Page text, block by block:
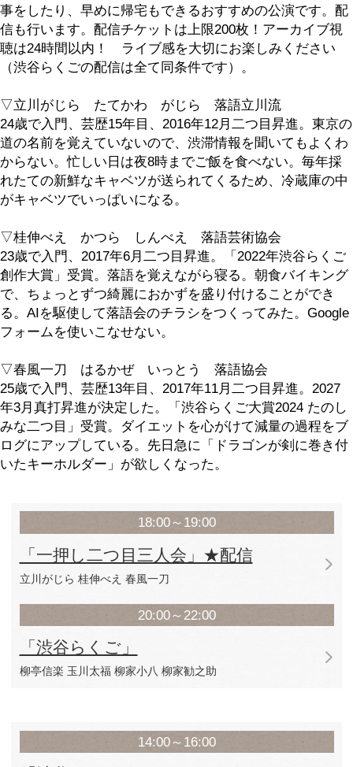
立川寸志 柳家わさび田辺いちか 古今亭文菊
7月14日（火）
18:00～19:00
「創作らくご」★配信
春風亭昇々 弁財亭和泉
20:00～22:00
「渋谷らくご」
春風亭朝枝 立川笑二柳家さん花 春風亭百栄
7月10日（金）18:00～19:00 立川がじら 桂伸
「一押し二つ目三人会」 ★配信
ツイート
今月の見どころを表示
プレビュー
シブラクが一押しする二つ目３人によ
す。立川流期待の星、いかにも曲者と
さんがトップバッター。癖になる語り
んが二番手。トリは、シブラクレギュ
ちゃいなよ！でもお馴染の一刀さん。
事をしたり、早めに帰宅もできるおす